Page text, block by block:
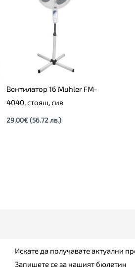
Вентилатор 16 Muhler FM-
4040, стоящ, сив
29.00€ (56.72 лв.)
Искате да получавате актуални
Запишете се за нашият бюлетин